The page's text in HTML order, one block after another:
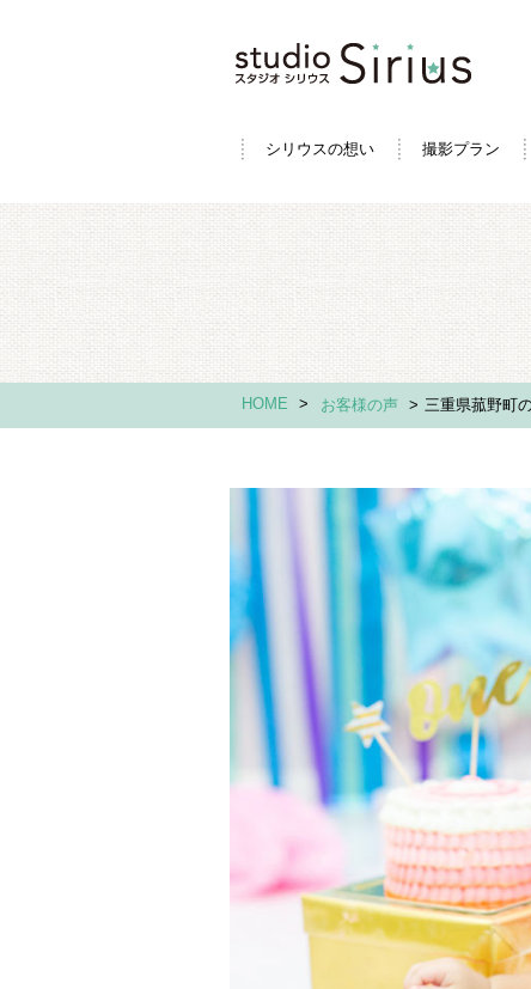
シリウスの想い 撮影プラン
HOME > お客様の声 > 三重県菰野町